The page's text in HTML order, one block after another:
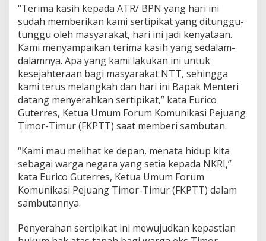
r
e
t
i
k
H
a
s
i
l
K
e
t
i
a
e
“Terima kasih kepada ATR/ BPN yang hari ini
sudah memberikan kami sertipikat yang ditunggu-
tunggu oleh masyarakat, hari ini jadi kenyataan.
Kami menyampaikan terima kasih yang sedalam-
dalamnya. Apa yang kami lakukan ini untuk
kesejahteraan bagi masyarakat NTT, sehingga
kami terus melangkah dan hari ini Bapak Menteri
datang menyerahkan sertipikat,” kata Eurico
Guterres, Ketua Umum Forum Komunikasi Pejuang
Timor-Timur (FKPTT) saat memberi sambutan.
“Kami mau melihat ke depan, menata hidup kita
sebagai warga negara yang setia kepada NKRI,”
kata Eurico Guterres, Ketua Umum Forum
Komunikasi Pejuang Timor-Timur (FKPTT) dalam
sambutannya.
Penyerahan sertipikat ini mewujudkan kepastian